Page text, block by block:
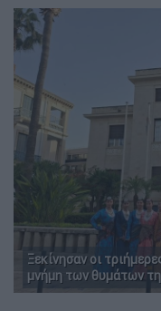
Ξεκίνησαν οι
μνήμη των θυμάτων